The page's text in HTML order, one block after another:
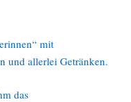
mit
und allerlei Getränken.
das